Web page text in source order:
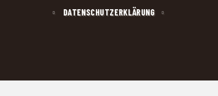
DATENSCHUTZERKLÄRUNG